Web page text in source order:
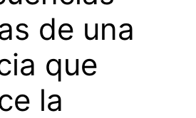
de una
que
la